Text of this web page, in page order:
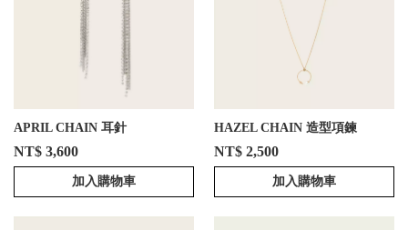
APRIL CHAIN 耳針
NT$ 3,600
加入購物車
HAZEL CHAIN 造型項鍊
NT$ 2,500
加入購物車